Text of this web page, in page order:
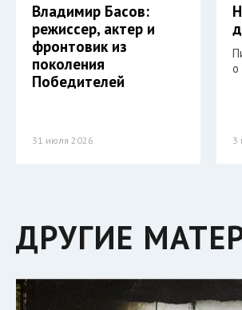
Владимир Басов:
режиссер, актер и
фронтовик из
поколения
Победителей
31 июля 2026
о
3
ДРУГИЕ